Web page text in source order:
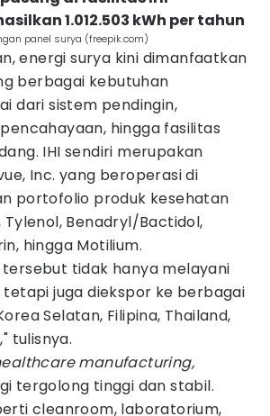
1.012.503 kWh per tahun
panel surya (freepik.com)
energi surya kini dimanfaatkan
berbagai kebutuhan
dari sistem pendingin,
hingga fasilitas
IHI sendiri merupakan
Inc. yang beroperasi di
portofolio produk kesehatan
Benadryl/Bactidol,
hingga Motilium.
tidak hanya melayani
juga diekspor ke berbagai
Selatan, Filipina, Thailand,
tulisnya.
manufacturing,
tergolong tinggi dan stabil.
cleanroom, laboratorium,